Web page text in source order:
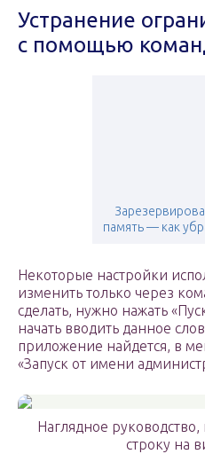
Устранение
с помощью
память — как
Некоторые настройки
изменить только через
сделать, нужно нажать
начать вводить данное
приложение найдется, в
«Запуск от имени
Наглядное
строку на